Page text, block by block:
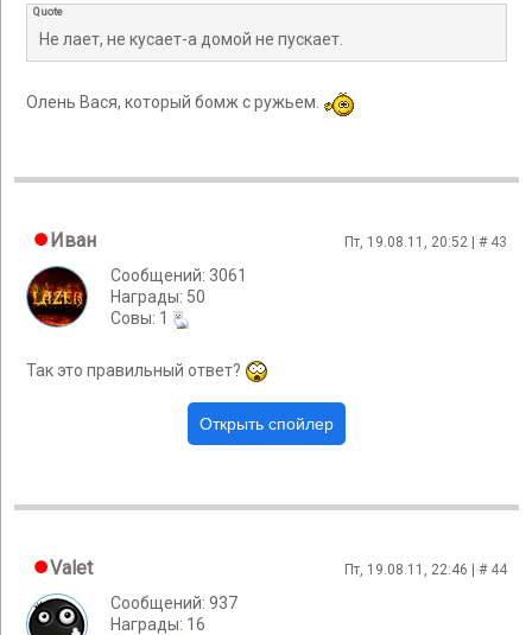
Quote
Не лает, не кусает-а домой не пускает.
Олень Вася, который бомж с ружьем.
Иван Пт, 19.08.11, 20:52 | # 43
Сообщений: 3061
Награды: 50
Cовы: 1
Так это правильный ответ?
Valet Пт, 19.08.11, 22:46 | # 44
Сообщений: 937
Награды: 16